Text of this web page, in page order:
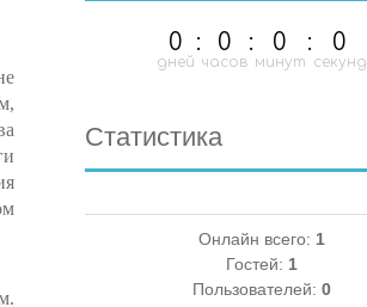
0
дней
: 0
часов
: 0
минут
: 0
секунд
Статистика
Онлайн всего: 1
Гостей: 1
Пользователей: 0